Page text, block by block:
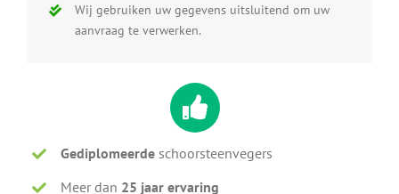
Wij gebruiken uw gegevens uitsluitend om uw
aanvraag te verwerken.
Gediplomeerde schoorsteenvegers
Meer dan 25 jaar ervaring